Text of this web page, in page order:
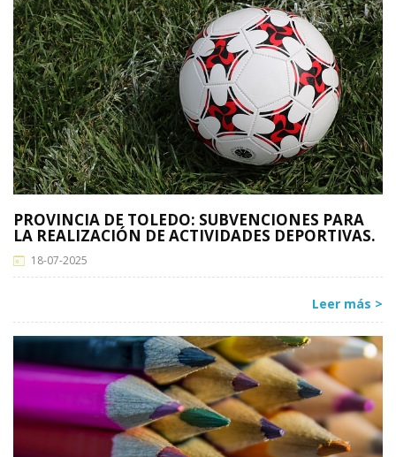
PROVINCIA DE TOLEDO: SUBVENCIONES PARA
LA REALIZACIÓN DE ACTIVIDADES DEPORTIVAS.
18-07-2025
Leer más >